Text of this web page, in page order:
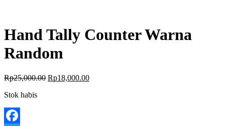
Hand Tally Counter Warna
Random
Rp25,000.00 Rp18,000.00
Stok habis